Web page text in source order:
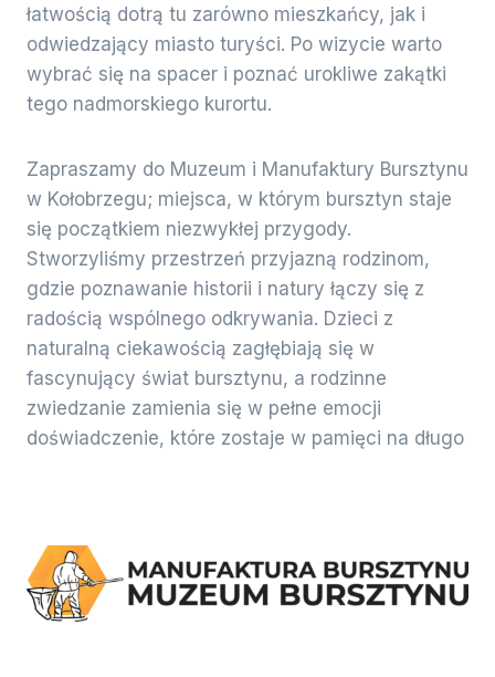
łatwością dotrą tu zarówno mieszkańcy, jak i
odwiedzający miasto turyści. Po wizycie warto
wybrać się na spacer i poznać urokliwe zakątki
tego nadmorskiego kurortu.
Zapraszamy do Muzeum i Manufaktury Bursztynu
w Kołobrzegu; miejsca, w którym bursztyn staje
się początkiem niezwykłej przygody.
Stworzyliśmy przestrzeń przyjazną rodzinom,
gdzie poznawanie historii i natury łączy się z
radością wspólnego odkrywania. Dzieci z
naturalną ciekawością zagłębiają się w
fascynujący świat bursztynu, a rodzinne
zwiedzanie zamienia się w pełne emocji
doświadczenie, które zostaje w pamięci na długo